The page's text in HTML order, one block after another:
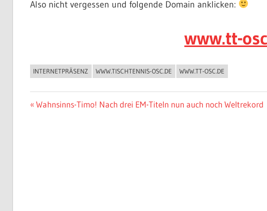
Also nicht vergessen und folgende Domain anklicken:
www.tt-
ALLGEMEIN
INTERNETPRÄSENZ WWW.TISCHTENNIS-OSC.DE WWW.TT-OSC.DE
Beitragsnavigation
Vorheriger
Wahnsinns-Timo! Nach drei EM-Titeln nun auch noch Weltrekord